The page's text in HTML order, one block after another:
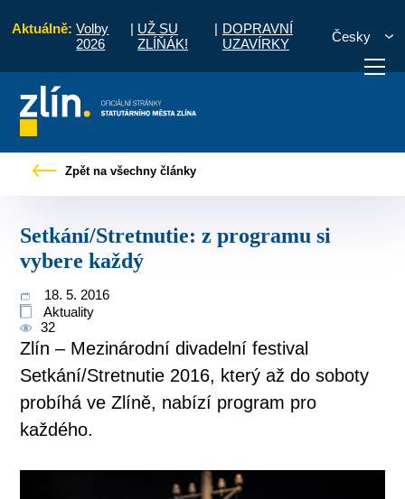
Aktuálně: Volby
2026
| UŽ SU
ZLÍŇÁK!
| DOPRAVNÍ
UZAVÍRKY
Česky
vyřídit Potřebuji zaplatit
Zpět na všechny články
Setkání/Stretnutie: z programu si
vybere každý
18. 5. 2016
Aktuality
32
Zlín – Mezinárodní divadelní festival
Setkání/Stretnutie 2016, který až do soboty
probíhá ve Zlíně, nabízí program pro
každého.